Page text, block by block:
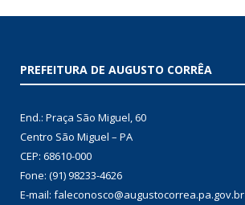
PREFEITURA DE AUGUSTO CORRÊA
End.: Praça São Miguel, 60
Centro São Miguel – PA
CEP: 68610-000
Fone: (91) 98233-4626
E-mail: faleconosco@augustocorrea.pa.gov.br